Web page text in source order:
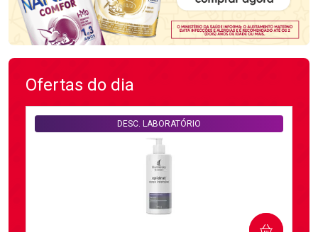
Ofertas do dia
DESC. LABORATÓRIO
COMPRAR